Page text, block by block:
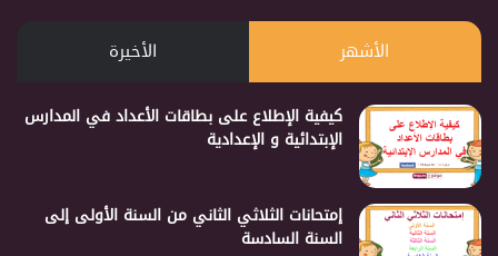
الأشهر الأخيرة
كيفية الإطلاع على بطاقات الأعداد في المدارس
الإبتدائية و الإعدادية
إمتحانات الثلاثي الثاني من السنة الأولى إلى
السنة السادسة